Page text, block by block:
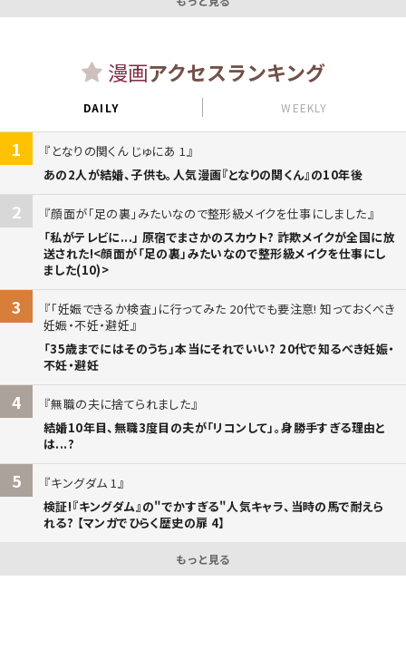
漫画アクセスランキング
DAILY WEEKLY
1
となりの関くん じゅにあ 1
あの2人が結婚、子供も。人気漫画『となりの関くん』の10年後
2
顔面が「足の裏」みたいなので整形級メイクを仕事にしました
「私がテレビに...」 原宿でまさかのスカウト? 詐欺メイクが全国に放
送された!<顔面が「足の裏」みたいなので整形級メイクを仕事にし
ました(10)>
3
「妊娠できるか検査」に行ってみた 20代でも要注意! 知っておくべき
妊娠・不妊・避妊
「35歳までにはそのうち」本当にそれでいい? 20代で知るべき妊娠・
不妊・避妊
4
無職の夫に捨てられました
結婚10年目、無職3度目の夫が「リコンして」。身勝手すぎる理由と
は...?
5
キングダム 1
検証!『キングダム』の"でかすぎる"人気キャラ、当時の馬で耐えら
れる? 【マンガでひらく歴史の扉 4】
もっと見る